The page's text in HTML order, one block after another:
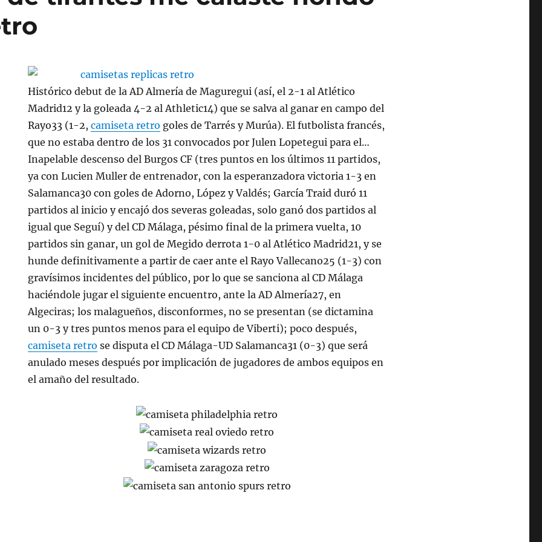
Histórico debut de la AD Almería de Maguregui (así, el 2-1 al Atlético
Madrid12 y la goleada 4-2 al Athletic14) que se salva al ganar en campo del
Rayo33 (1-2,camiseta retro goles de Tarrés y Murúa). El futbolista francés,
que no estaba dentro de los 31 convocados por Julen Lopetegui para el…
Inapelable descenso del Burgos CF (tres puntos en los últimos 11 partidos,
ya con Lucien Muller de entrenador, con la esperanzadora victoria 1-3 en
Salamanca30 con goles de Adorno, López y Valdés; García Traid duró 11
partidos al inicio y encajó dos severas goleadas, solo ganó dos partidos al
igual que Seguí) y del CD Málaga, pésimo final de la primera vuelta, 10
partidos sin ganar, un gol de Megido derrota 1-0 al Atlético Madrid21, y se
hunde definitivamente a partir de caer ante el Rayo Vallecano25 (1-3) con
gravísimos incidentes del público, por lo que se sanciona al CD Málaga
haciéndole jugar el siguiente encuentro, ante la AD Almería27, en
Algeciras; los malagueños, disconformes, no se presentan (se dictamina
un 0-3 y tres puntos menos para el equipo de Viberti); poco después,
camiseta retro se disputa el CD Málaga-UD Salamanca31 (0-3) que será
anulado meses después por implicación de jugadores de ambos equipos en
el amaño del resultado.